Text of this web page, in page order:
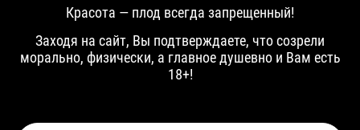
Красота — плод всегда запрещенный!
Заходя на сайт, Вы подтверждаете, что созрели
морально, физически, а главное душевно и Вам есть
18+!